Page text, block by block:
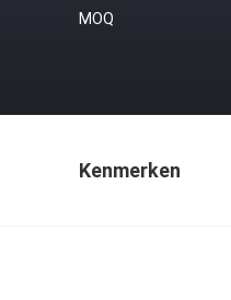
MOQ
Kenmerken